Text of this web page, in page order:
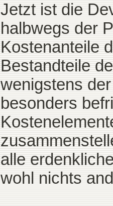
Jetzt ist die
halbwegs der
Kostenanteile
Bestandteile
wenigstens
besonders
alle
wohl nichts